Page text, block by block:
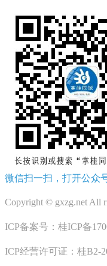
微信扫一扫，打开公众
Copyright © gxzg.net All
ICP备案号：桂ICP备
ICP经营许可证：桂B2-